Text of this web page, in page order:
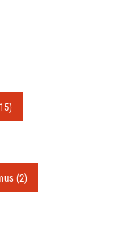
(2)